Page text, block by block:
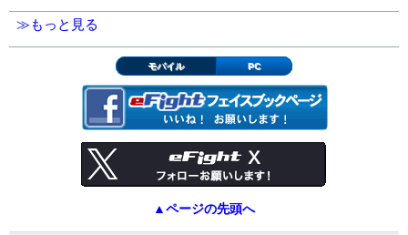
≫もっと見る
モバイル PC
▲ページの先頭へ